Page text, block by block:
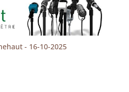
- 16-10-2025